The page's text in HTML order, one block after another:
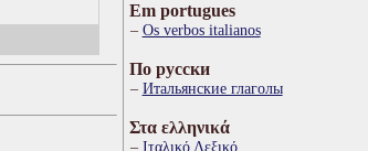
Em portugues
Os verbos italianos
По русски
Итальянские глаголы
Στα ελληνικά
Ιταλικό Λεξικό